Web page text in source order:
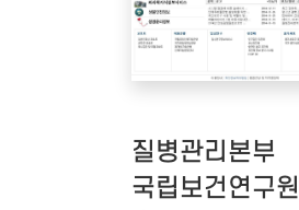
질병관리본부
국립보건연구원